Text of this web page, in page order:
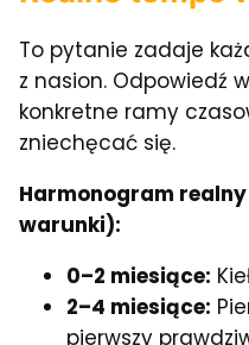
To pytanie zadaje
z nasion. Odpowiedź
konkretne ramy
zniechęcać się.
Harmonogram
warunki):
0–2 miesiące:
2–4 miesiące:
pierwszy